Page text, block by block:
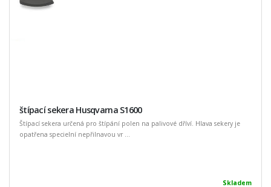
štípací sekera Husqvarna S1600
Štípací sekera určená pro štípání polen na palivové dříví. Hlava sekery je
opatřena specielní nepřilnavou vr ...
Skladem